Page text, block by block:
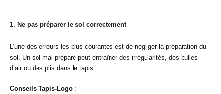
1. Ne pas préparer le sol correctement
L’une des erreurs les plus courantes est de négliger la préparation du
sol. Un sol mal préparé peut entraîner des irrégularités, des bulles
d’air ou des plis dans le tapis.
Conseils Tapis-Logo :